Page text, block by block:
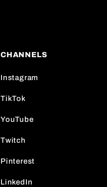
CHANNELS
Instagram
TikTok
YouTube
Twitch
Pinterest
LinkedIn